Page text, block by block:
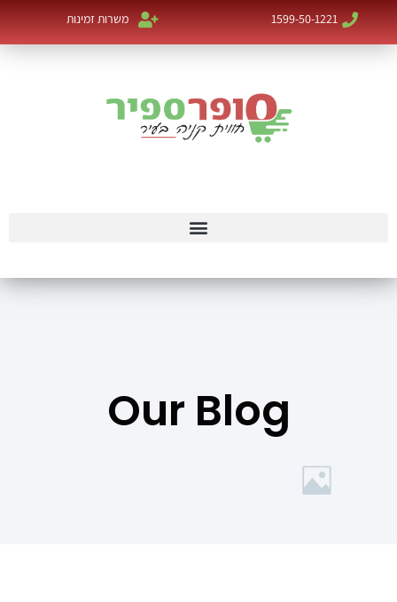
1599-50-1221 משרות זמינות
Our Blog